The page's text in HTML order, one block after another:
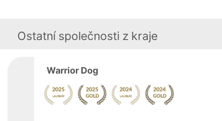
Ostatní společnosti z kraje
Warrior Dog